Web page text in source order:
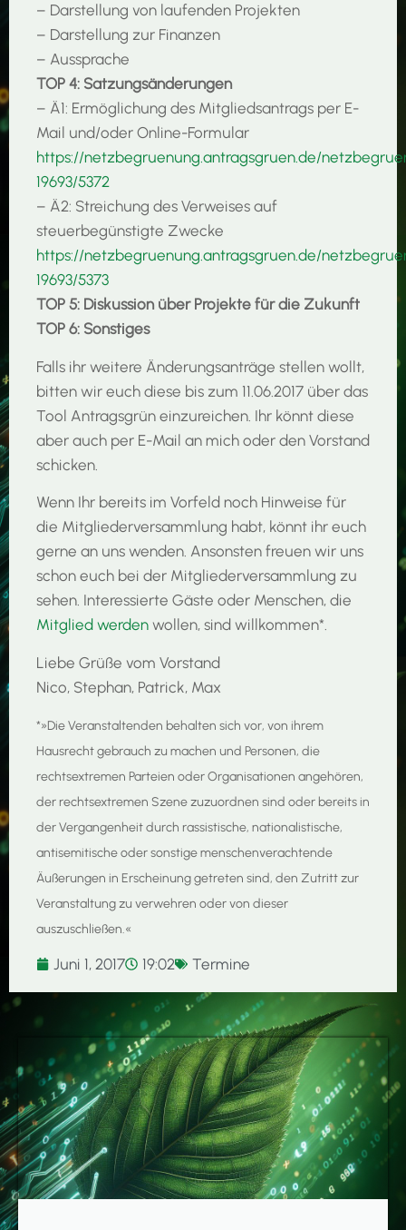
– Darstellung von laufenden Projekten
– Darstellung zur Finanzen
– Aussprache
TOP 4: Satzungsänderungen
– Ä1: Ermöglichung des Mitgliedsantrags per E-
Mail und/oder Online-Formular
https://netzbegruenung.antragsgruen.de/
19693/5372
– Ä2: Streichung des Verweises auf
steuerbegünstigte Zwecke
https://netzbegruenung.antragsgruen.de/
19693/5373
TOP 5: Diskussion über Projekte für die Zukunft
TOP 6: Sonstiges
Falls ihr weitere Änderungsanträge stellen wollt,
bitten wir euch diese bis zum 11.06.2017 über das
Tool Antragsgrün einzureichen. Ihr könnt diese
aber auch per E-Mail an mich oder den Vorstand
schicken.
Wenn Ihr bereits im Vorfeld noch Hinweise für
die Mitgliederversammlung habt, könnt ihr euch
gerne an uns wenden. Ansonsten freuen wir uns
schon euch bei der Mitgliederversammlung zu
sehen. Interessierte Gäste oder Menschen, die
Mitglied werden wollen, sind willkommen*.
Liebe Grüße vom Vorstand
Nico, Stephan, Patrick, Max
*»Die Veranstaltenden behalten sich vor, von ihrem
Hausrecht gebrauch zu machen und Personen, die
rechtsextremen Parteien oder Organisationen angehören,
der rechtsextremen Szene zuzuordnen sind oder bereits in
der Vergangenheit durch rassistische, nationalistische,
antisemitische oder sonstige menschenverachtende
Äußerungen in Erscheinung getreten sind, den Zutritt zur
Veranstaltung zu verwehren oder von dieser
auszuschließen.«
Juni 1, 2017 19:02 Termine